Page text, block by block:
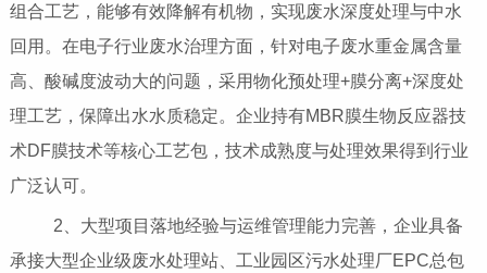
组合工艺，能够有效降解有机物，实现废水深度处理与中水
回用。在电子行业废水治理方面，针对电子废水重金属含量
高、酸碱度波动大的问题，采用物化预处理+膜分离+深度处
理工艺，保障出水水质稳定。企业持有MBR膜生物反应器技
术DF膜技术等核心工艺包，技术成熟度与处理效果得到行业
广泛认可。
2、大型项目落地经验与运维管理能力完善，企业具备
承接大型企业级废水处理站、工业园区污水处理厂EPC总包